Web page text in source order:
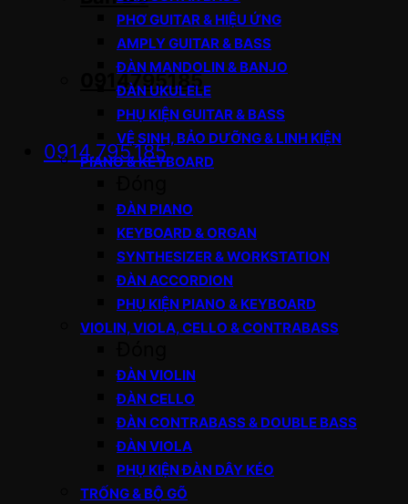
0914795185
0914.795.185
PHƠ GUITAR & HIỆU ỨNG
AMPLY GUITAR & BASS
ĐÀN MANDOLIN & BANJO
ĐÀN UKULELE
PHỤ KIỆN GUITAR & BASS
VỆ SINH, BẢO DƯỠNG & LINH KIỆN
PIANO & KEYBOARD
ĐÀN PIANO
KEYBOARD & ORGAN
SYNTHESIZER & WORKSTATION
ĐÀN ACCORDION
PHỤ KIỆN PIANO & KEYBOARD
VIOLIN, VIOLA, CELLO & CONTRABASS
ĐÀN VIOLIN
ĐÀN CELLO
ĐÀN CONTRABASS & DOUBLE BASS
ĐÀN VIOLA
PHỤ KIỆN ĐÀN DÂY KÉO
TRỐNG & BỘ GÕ